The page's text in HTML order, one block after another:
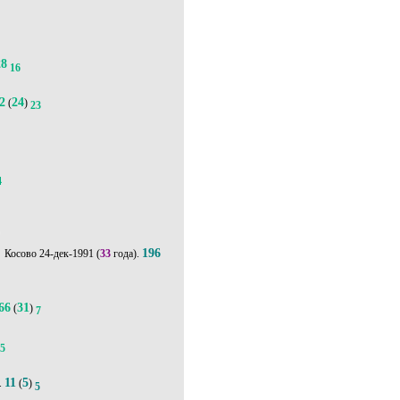
16
(24) 23
24-дек-1991 (33 года). 196
(31) 7
11(5) 5